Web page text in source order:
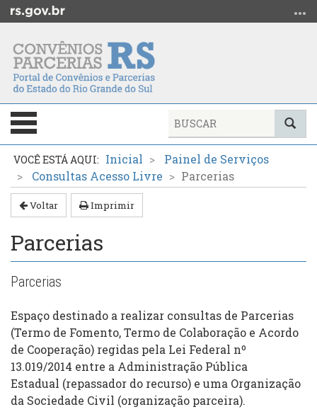
para
conteúdo
para
menu
Ir
para
busca
Alterna
a
navegação
Início
conteúdo
Inicial
Painel de Serviços
Consultas Acesso Livre
Parcerias
Voltar Imprimir
Parcerias
Parcerias
Espaço destinado a realizar consultas de Parcerias
(Termo de Fomento, Termo de Colaboração e Acordo
de Cooperação) regidas pela Lei Federal nº
13.019/2014 entre a Administração Pública
Estadual (repassador do recurso) e uma Organização
da Sociedade Civil (organização parceira).